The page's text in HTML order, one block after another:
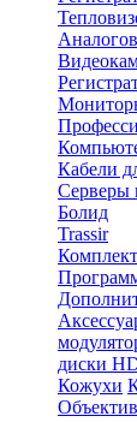
Кабели
Серверы
Болид
Trassir
диски
Кожухи